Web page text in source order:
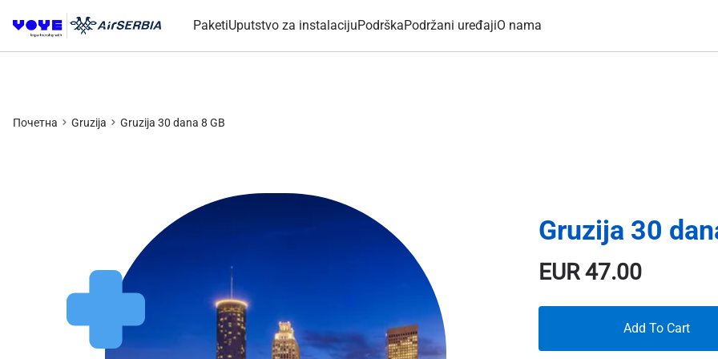
PaketiUputstvo za instalacijuPodrškaPodržani uređajiO nama
Почетна Gruzija Gruzija 30 dana 8 GB
Gruzija 30
EUR47.00
Add To Cart